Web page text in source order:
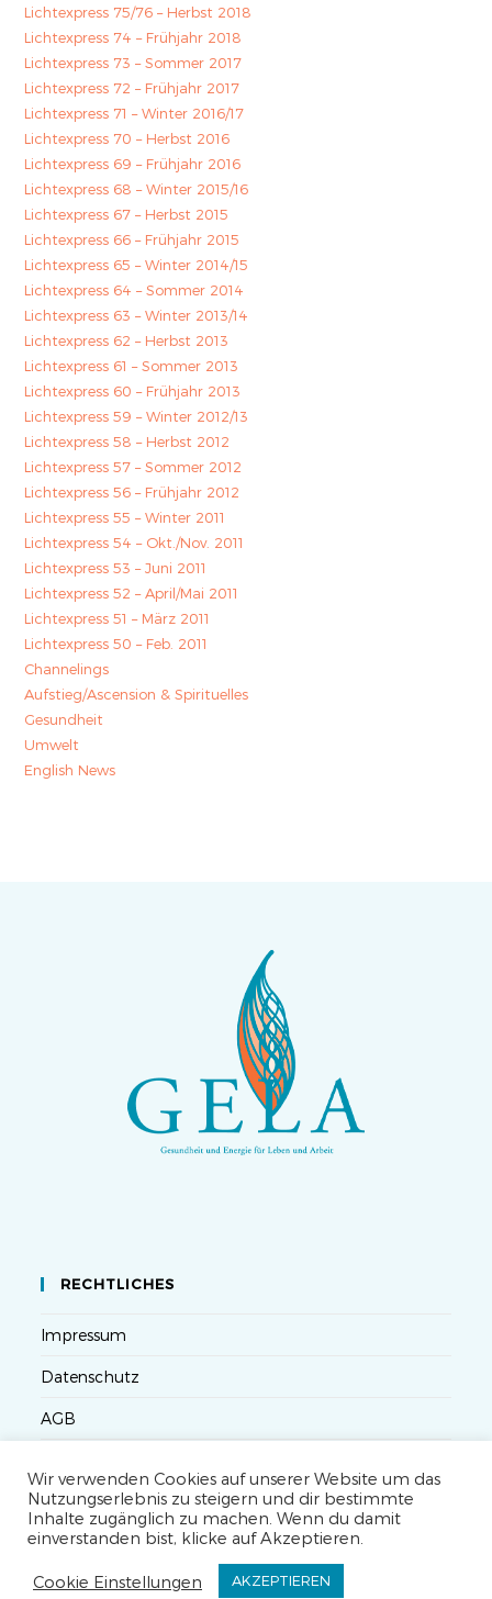
Lichtexpress 75/76 – Herbst 2018
Lichtexpress 74 – Frühjahr 2018
Lichtexpress 73 – Sommer 2017
Lichtexpress 72 – Frühjahr 2017
Lichtexpress 71 – Winter 2016/17
Lichtexpress 70 – Herbst 2016
Lichtexpress 69 – Frühjahr 2016
Lichtexpress 68 – Winter 2015/16
Lichtexpress 67 – Herbst 2015
Lichtexpress 66 – Frühjahr 2015
Lichtexpress 65 – Winter 2014/15
Lichtexpress 64 – Sommer 2014
Lichtexpress 63 – Winter 2013/14
Lichtexpress 62 – Herbst 2013
Lichtexpress 61 – Sommer 2013
Lichtexpress 60 – Frühjahr 2013
Lichtexpress 59 – Winter 2012/13
Lichtexpress 58 – Herbst 2012
Lichtexpress 57 – Sommer 2012
Lichtexpress 56 – Frühjahr 2012
Lichtexpress 55 – Winter 2011
Lichtexpress 54 – Okt./Nov. 2011
Lichtexpress 53 – Juni 2011
Lichtexpress 52 – April/Mai 2011
Lichtexpress 51 – März 2011
Lichtexpress 50 – Feb. 2011
Channelings
Aufstieg/Ascension & Spirituelles
Gesundheit
Umwelt
English News
RECHTLICHES
Impressum
Datenschutz
AGB
Widerruf
Seminarteilnahme- und Storno-Bedingungen
Wir verwenden Cookies auf unserer Website um das
Nutzungserlebnis zu steigern und dir bestimmte
Inhalte zugänglich zu machen. Wenn du damit
einverstanden bist, klicke auf Akzeptieren.
Cookie Einstellungen AKZEPTIEREN